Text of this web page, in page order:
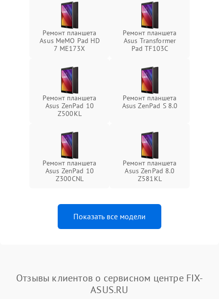
Ремонт планшета
Asus MeMO Pad HD
7 ME173X
Ремонт планшета
Asus Transformer
Pad TF103C
Ремонт планшета
Asus ZenPad 10
Z500KL
Ремонт планшета
Asus ZenPad S 8.0
Ремонт планшета
Asus ZenPad 10
Z300CNL
Ремонт планшета
Asus ZenPad 8.0
Z581KL
Показать все модели
Отзывы клиентов о сервисном центре FIX-
ASUS.RU